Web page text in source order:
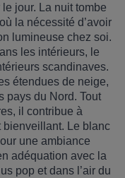
jour. La nuit tombe
ù la nécessité d’avoir
lumineuse chez soi.
les intérieurs, le
scandinaves.
étendues de neige,
pays du Nord. Tout
il contribue à
bienveillant. Le blanc
une ambiance
adéquation avec la
pop et dans l ’air du